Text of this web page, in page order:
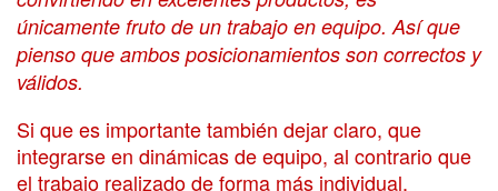
únicamente fruto de un trabajo en equipo. Así que
pienso que ambos posicionamientos son correctos y
válidos.
Si que es importante también dejar claro, que
integrarse en dinámicas de equipo, al contrario que
el trabajo realizado de forma más individual,